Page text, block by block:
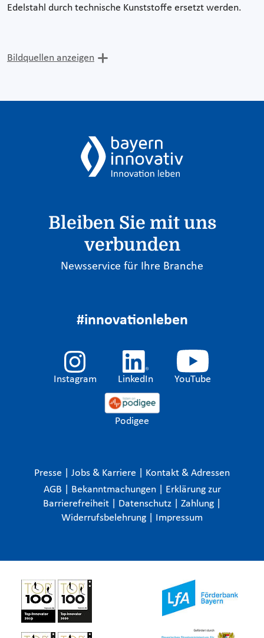
Edelstahl durch technische Kunststoffe ersetzt werden.
Bildquellen anzeigen
Bleiben Sie mit uns
verbunden
Newsservice für Ihre Branche
#innovationleben
Instagram LinkedIn YouTube
Podigee
Presse Jobs & Karriere
Kontakt & Adressen
AGB
Bekanntmachungen
Erklärung zur
Barrierefreiheit
Datenschutz Zahlung
Widerrufsbelehrung
Impressum